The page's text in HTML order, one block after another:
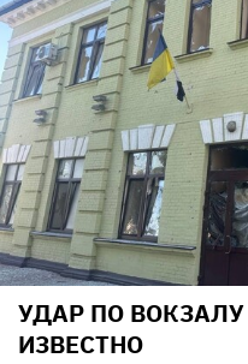
УДАР ПО
ИЗВЕСТНО